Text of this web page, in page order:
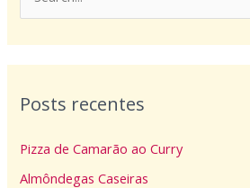
e
s
u
s
a
Posts recentes
Pizza de Camarão ao Curry
Almôndegas Caseiras